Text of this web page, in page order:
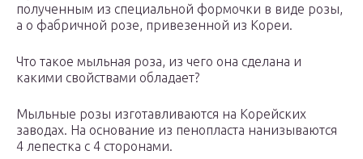
полученным из специальной формочки в виде розы,
а о фабричной розе, привезенной из Кореи.
Что такое мыльная роза, из чего она сделана и
какими свойствами обладает?
Мыльные розы изготавливаются на Корейских
заводах. На основание из пенопласта нанизываются
4 лепестка с 4 сторонами.